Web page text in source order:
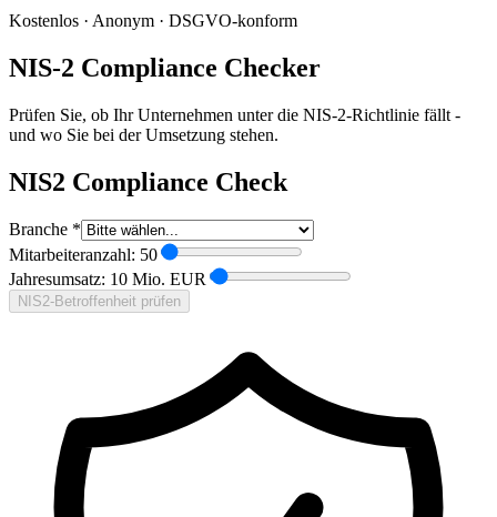
Kostenlos · Anonym · DSGVO-konform
NIS-2 Compliance Checker
Prüfen Sie, ob Ihr Unternehmen unter die NIS-2-Richtlinie fällt -
und wo Sie bei der Umsetzung stehen.
NIS2 Compliance Check
Branche *
Mitarbeiteranzahl: 50
Jahresumsatz: 10 Mio. EUR
NIS2-Betroffenheit prüfen